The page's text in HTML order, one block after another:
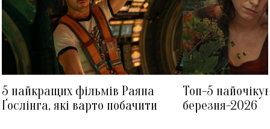
5 найкращих фільмів Раяна
Ґослінга, які варто побачити
Топ-5
березня-2026